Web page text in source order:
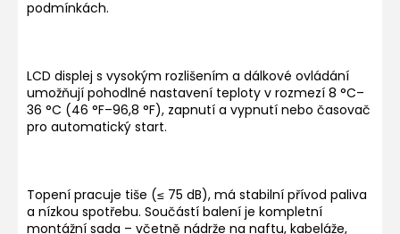
podmínkách.
LCD displej s vysokým rozlišením a dálkové ovládání
umožňují pohodlné nastavení teploty v rozmezí 8 °C–
36 °C (46 °F–96,8 °F), zapnutí a vypnutí nebo časovač
pro automatický start.
Topení pracuje tiše (≤ 75 dB), má stabilní přívod paliva
a nízkou spotřebu. Součástí balení je kompletní
montážní sada – včetně nádrže na naftu, kabeláže,